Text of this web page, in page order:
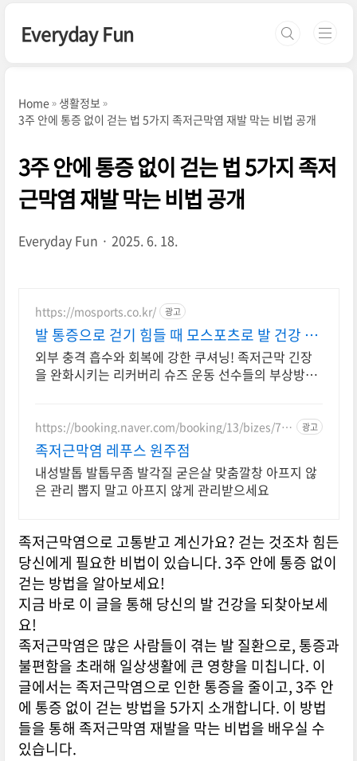
Everyday Fun
Home
생활정보
3주 안에 통증 없이 걷는 법 5가지 족저근막염 재발 막는 비법 공개
3주 안에 통증 없이 걷는 법 5가지 족저
근막염 재발 막는 비법 공개
Everyday Fun 2025. 6. 18.
https://mosports.co.kr/ 광고
발 통증으로 걷기 힘들 때 모스포츠로 발 건강 회
복
외부 충격 흡수와 회복에 강한 쿠셔닝! 족저근막 긴장
을 완화시키는 리커버리 슈즈 운동 선수들의 부상방지
https://booking.naver.com/booking/13/bizes/77
0169
광고
족저근막염 레푸스 원주점
내성발톱 발톱무좀 발각질 굳은살 맞춤깔창 아프지 않
은 관리 뽑지 말고 아프지 않게 관리받으세요
족저근막염으로 고통받고 계신가요? 걷는 것조차 힘든
당신에게 필요한 비법이 있습니다. 3주 안에 통증 없이
걷는 방법을 알아보세요!
지금 바로 이 글을 통해 당신의 발 건강을 되찾아보세
요!
족저근막염은 많은 사람들이 겪는 발 질환으로, 통증과
불편함을 초래해 일상생활에 큰 영향을 미칩니다. 이
글에서는 족저근막염으로 인한 통증을 줄이고, 3주 안
에 통증 없이 걷는 방법을 5가지 소개합니다. 이 방법
들을 통해 족저근막염 재발을 막는 비법을 배우실 수
있습니다.